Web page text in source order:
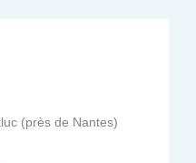
(près de Nantes)